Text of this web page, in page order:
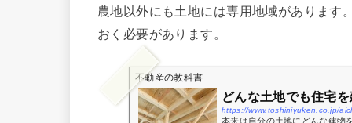
農地以外にも土地には専用地域があります
おく必要があります。
不動産の教科書
どんな土地でも住宅
https://www.toshinjyuken.co.jp/
本来は自分の土地にどんな建物